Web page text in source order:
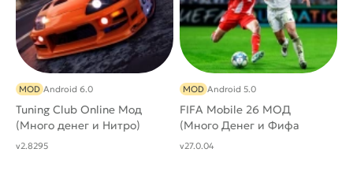
Tuning Club Online Мод
(Много денег и Нитро)
MOD Android 6.0
v2.8295
FIFA Mobile 26 МОД
(Много Денег и Фифа
Поинтов)
MOD Android 5.0
v27.0.04